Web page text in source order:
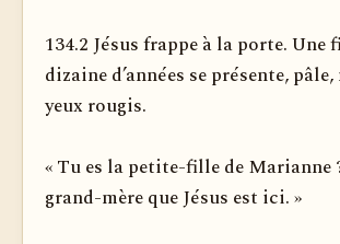
134.2 Jésus frappe à la porte. Une
dizaine d’années se présente,
yeux rougis.
« Tu es la petite-fille de Marianne
grand-mère que Jésus est ici. »